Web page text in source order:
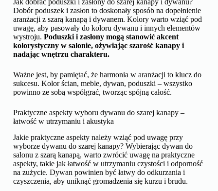
Jak dobrać poduszki i zasłony do szarej kanapy i dywanu?
Dobór poduszek i zasłon to doskonały sposób na dopełnienie
aranżacji z szarą kanapą i dywanem. Kolory warto wziąć pod
uwagę, aby pasowały do koloru dywanu i innych elementów
wystroju. Poduszki i zasłony mogą stanowić akcent
kolorystyczny w salonie, ożywiając szarość kanapy i
nadając wnętrzu charakteru.
Ważne jest, by pamiętać, że harmonia w aranżacji to klucz do
sukcesu. Kolor ścian, meble, dywan, poduszki – wszystko
powinno ze sobą współgrać, tworząc spójną całość.
Praktyczne aspekty wyboru dywanu do szarej kanapy –
łatwość w utrzymaniu i akustyka
Jakie praktyczne aspekty należy wziąć pod uwagę przy
wyborze dywanu do szarej kanapy? Wybierając dywan do
salonu z szarą kanapą, warto zwrócić uwagę na praktyczne
aspekty, takie jak łatwość w utrzymaniu czystości i odporność
na zużycie. Dywan powinien być łatwy do odkurzania i
czyszczenia, aby uniknąć gromadzenia się kurzu i brudu.